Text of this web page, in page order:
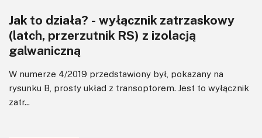
Jak to działa? - wyłącznik zatrzaskowy
(latch, przerzutnik RS) z izolacją
galwaniczną
W numerze 4/2019 przedstawiony był, pokazany na
rysunku B, prosty układ z transoptorem. Jest to wyłącznik
zatr...